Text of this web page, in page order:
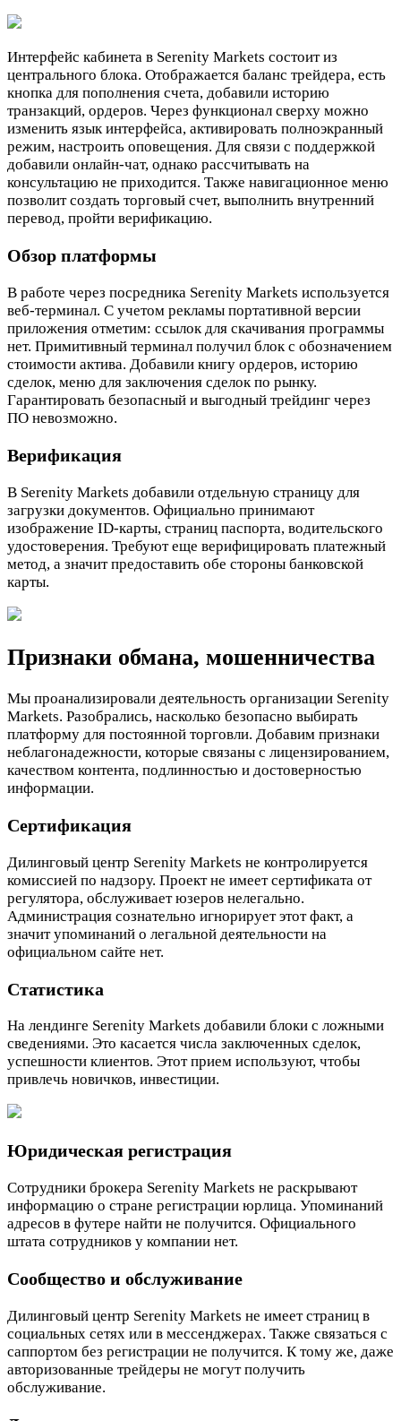
Интерфейс кабинета в Serenity Markets состоит из
центрального блока. Отображается баланс трейдера, есть
кнопка для пополнения счета, добавили историю
транзакций, ордеров. Через функционал сверху можно
изменить язык интерфейса, активировать полноэкранный
режим, настроить оповещения. Для связи с поддержкой
добавили онлайн-чат, однако рассчитывать на
консультацию не приходится. Также навигационное меню
позволит создать торговый счет, выполнить внутренний
перевод, пройти верификацию.
Обзор платформы
В работе через посредника Serenity Markets используется
веб-терминал. С учетом рекламы портативной версии
приложения отметим: ссылок для скачивания программы
нет. Примитивный терминал получил блок с обозначением
стоимости актива. Добавили книгу ордеров, историю
сделок, меню для заключения сделок по рынку.
Гарантировать безопасный и выгодный трейдинг через
ПО невозможно.
Верификация
В Serenity Markets добавили отдельную страницу для
загрузки документов. Официально принимают
изображение ID-карты, страниц паспорта, водительского
удостоверения. Требуют еще верифицировать платежный
метод, а значит предоставить обе стороны банковской
карты.
Признаки обмана, мошенничества
Мы проанализировали деятельность организации Serenity
Markets. Разобрались, насколько безопасно выбирать
платформу для постоянной торговли. Добавим признаки
неблагонадежности, которые связаны с лицензированием,
качеством контента, подлинностью и достоверностью
информации.
Сертификация
Дилинговый центр Serenity Markets не контролируется
комиссией по надзору. Проект не имеет сертификата от
регулятора, обслуживает юзеров нелегально.
Администрация сознательно игнорирует этот факт, а
значит упоминаний о легальной деятельности на
официальном сайте нет.
Статистика
На лендинге Serenity Markets добавили блоки с ложными
сведениями. Это касается числа заключенных сделок,
успешности клиентов. Этот прием используют, чтобы
привлечь новичков, инвестиции.
Юридическая регистрация
Сотрудники брокера Serenity Markets не раскрывают
информацию о стране регистрации юрлица. Упоминаний
адресов в футере найти не получится. Официального
штата сотрудников у компании нет.
Сообщество и обслуживание
Дилинговый центр Serenity Markets не имеет страниц в
социальных сетях или в мессенджерах. Также связаться с
саппортом без регистрации не получится. К тому же, даже
авторизованные трейдеры не могут получить
обслуживание.